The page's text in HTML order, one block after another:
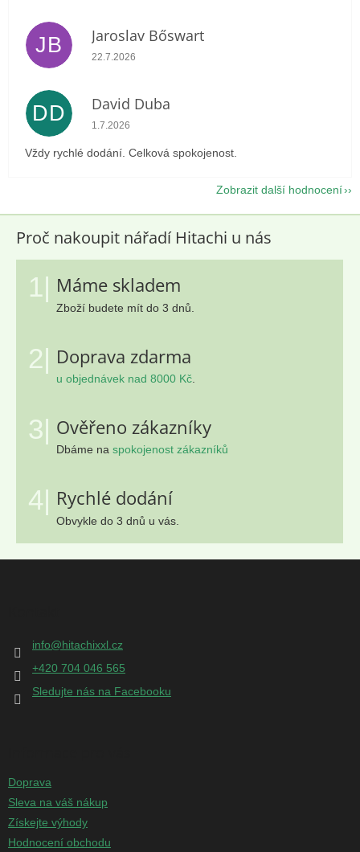
JB Jaroslav Bőswart
Hodnocení obchodu je 5 z 5 hvězdiček.
22.7.2026
DD David Duba
Hodnocení obchodu je 5 z 5 hvězdiček.
1.7.2026
Vždy rychlé dodání. Celková spokojenost.
Zobrazit další hodnocení
Proč nakoupit nářadí Hitachi u nás
1| Máme skladem
Zboží budete mít do 3 dnů.
2| Doprava zdarma
u objednávek nad 8000 Kč.
3| Ověřeno zákazníky
Dbáme na spokojenost zákazníků
4| Rychlé dodání
Obvykle do 3 dnů u vás.
Z
info@hitachixxl.cz
+420 704 046 565
Sledujte nás na Facebooku
Doprava
Sleva na váš nákup
Získejte výhody
Hodnocení obchodu